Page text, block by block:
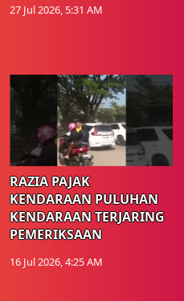
27 Jul 2026, 5:31 AM
RAZIA PAJAK
KENDARAAN PULUHAN
KENDARAAN TERJARING
PEMERIKSAAN
16 Jul 2026, 4:25 AM